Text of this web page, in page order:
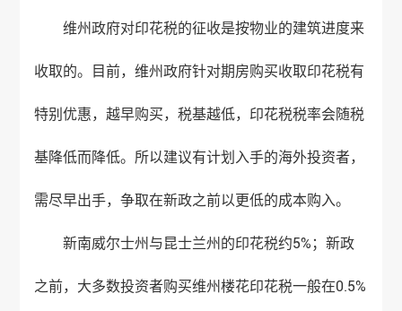
维州政府对印花税的征收是按物业的建筑进度来
收取的。目前，维州政府针对期房购买收取印花税有
特别优惠，越早购买，税基越低，印花税税率会随税
基降低而降低。所以建议有计划入手的海外投资者，
需尽早出手，争取在新政之前以更低的成本购入。
新南威尔士州与昆士兰州的印花税约5%；新政
之前，大多数投资者购买维州楼花印花税一般在0.5%